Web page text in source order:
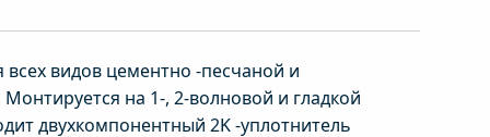
всех видов цементно -песчаной и
на 1-, 2-волновой и гладкой
двухкомпонентный 2K -уплотнитель